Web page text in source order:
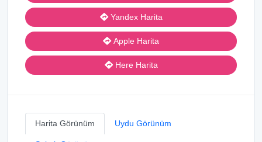
Yandex Harita
Apple Harita
Here Harita
Harita Görünüm Uydu Görünüm